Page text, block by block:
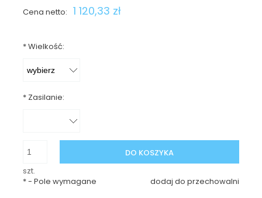
Cena netto: 1 120,33 zł
*Wielkość:
* Zasilanie:
szt.
DO KOSZYKA
dodaj do przechowalni
*- Pole wymagane